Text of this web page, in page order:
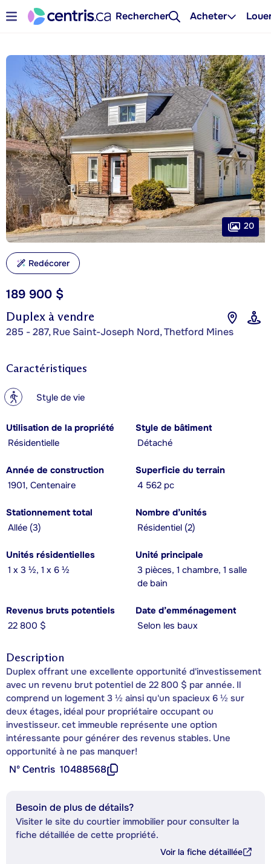
Rechercher Acheter
Duplex à vendre
285 - 287, Rue Saint-Joseph Nord, Thetford Mines
189 900 $
20
Redécorer
Caractéristiques
? Style de vie
Utilisation de la propriété
Résidentielle
Style de bâtiment
Détaché
Année de construction
1901, Centenaire
Superficie du terrain
4 562 pc
Stationnement total
Allée (3)
Nombre d’unités
Résidentiel (2)
Unités résidentielles
1 x 3 ½, 1 x 6 ½
Unité principale
3 pièces, 1 chambre, 1 salle
de bain
Revenus bruts potentiels
22 800 $
Date d’emménagement
Selon les baux
Description
Duplex offrant une excellente opportunité d'investissement
avec un revenu brut potentiel de 22 800 $ par année. Il
comprend un logement 3 ½ ainsi qu'un spacieux 6 ½ sur
deux étages, idéal pour propriétaire occupant ou
investisseur. cet immeuble représente une option
intéressante pour générer des revenus stables. Une
opportunité à ne pas manquer!
Nº Centris 10488568
Besoin de plus de détails?
Visiter le site du courtier immobilier pour consulter la
fiche détaillée de cette propriété.
Voir la fiche détaillée